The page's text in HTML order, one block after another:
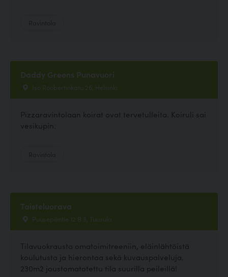
Daddy Greens Punavuori
Iso Roobertinkatu 26, Helsinki
Pizzaravintolaan koirat ovat tervetulleita. Koiruli sai
vesikupin.
Taisteluorava
Puusepäntie 12 B 3, Tuusula
Tilavuokrausta omatoimitreeniin, eläinlähtöistä
koulutusta ja hierontaa sekä kuvauspalveluja.
230m2 joustomatotettu tila suurilla peileillä!